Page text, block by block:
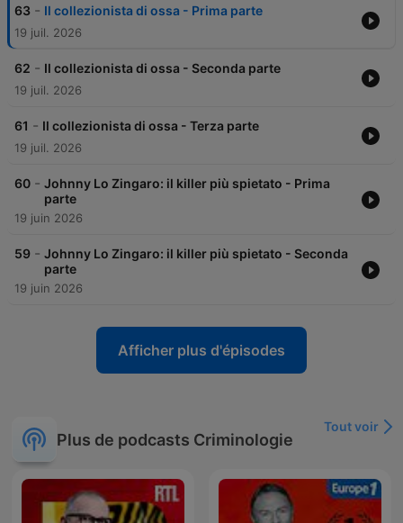
63 - Il collezionista di ossa - Prima parte
19 juil. 2026
62 - Il collezionista di ossa - Seconda parte
19 juil. 2026
61 - Il collezionista di ossa - Terza parte
19 juil. 2026
60 - Johnny Lo Zingaro: il killer più spietato - Prima
parte
19 juin 2026
59 - Johnny Lo Zingaro: il killer più spietato - Seconda
parte
19 juin 2026
Afficher plus d'épisodes
Plus de podcasts Criminologie
Tout voir